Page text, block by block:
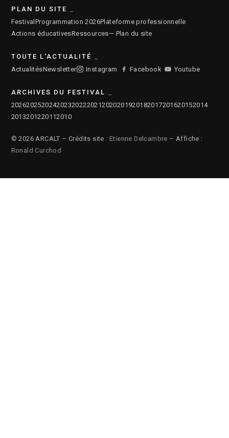
PLAN DU SITE
Festival Programmation 2026Plateforme professionnelle
Actions éducativesRessources— Plan du site
TOUTE L'ACTUALITÉ
ActualitésNewsletter Instagram Facebook Youtube
ARCHIVES DU FESTIVAL
2026202520242023202220212020201920182017201620152014
2013201220112010
© 2026 ARCALT – Crédits site : Etienne Delcambre – Affiche :
Ronald Curchod